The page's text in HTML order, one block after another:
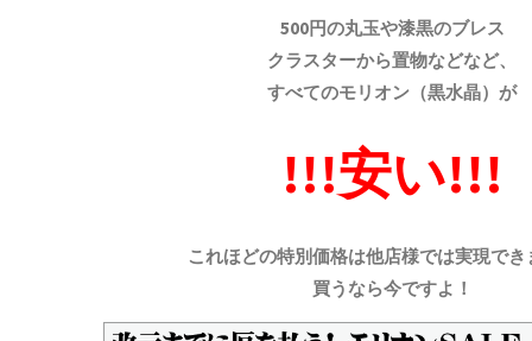
500円の丸玉や漆黒のブレス
クラスターから置物などなど、
すべてのモリオン（黒水晶）が
!!!安い!!!
これほどの特別価格は他店様では実現でき
買うなら今ですよ！